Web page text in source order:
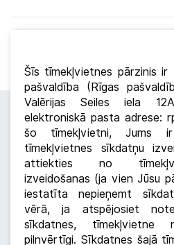
Seko RPP
Šīs tīmekļvietnes pārzinis ir
pašvaldība (Rīgas
Valērijas Seiles iela
elektroniskā pasta adrese:
šo tīmekļvietni, Jums
tīmekļvietnes sīkdatņu
attiekties no
izveidošanas (ja vien Jūsu
iestatīta nepieņemt
vērā, ja atspējosiet
sīkdatnes, tīmekļvietne
pilnvērtīgi. Sīkdatnes šajā